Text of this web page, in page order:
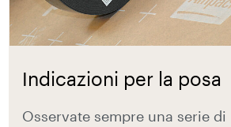
Indicazioni per la posa
Osservate sempre una serie di